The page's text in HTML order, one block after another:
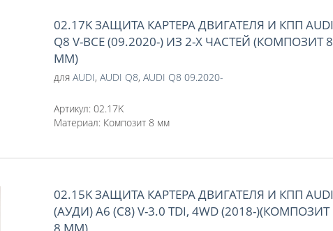
02.17K ЗАЩИТА КАРТЕРА ДВИГАТЕЛЯ И КПП AUDI
Q8 V-ВСЕ (09.2020-) ИЗ 2-Х ЧАСТЕЙ (КОМПОЗИТ 8
ММ)
для AUDI, AUDI Q8, AUDI Q8 09.2020-
Артикул: 02.17K
Материал: Композит 8 мм
02.15K ЗАЩИТА КАРТЕРА ДВИГАТЕЛЯ И КПП AUDI
(АУДИ) A6 (C8) V-3.0 TDI, 4WD (2018-)(КОМПОЗИТ